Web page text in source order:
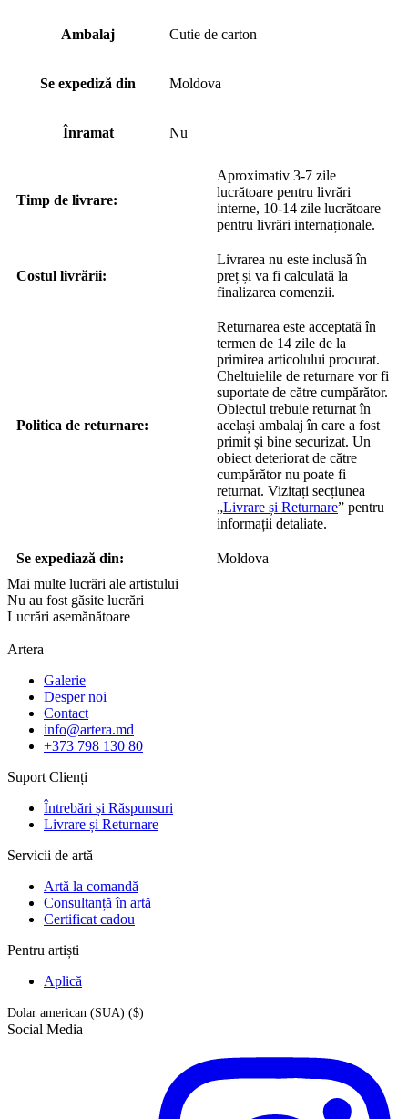
Ambalaj Cutie de carton
Se expediză din Moldova
Înramat Nu
Timp de livrare:
Aproximativ 3-7 zile
lucrătoare pentru livrări
interne, 10-14 zile lucrătoare
pentru livrări internaționale.
Costul livrării:
Livrarea nu este inclusă în
preț și va fi calculată la
finalizarea comenzii.
Politica de returnare:
Returnarea este acceptată în
termen de 14 zile de la
primirea articolului procurat.
Cheltuielile de returnare vor fi
suportate de către cumpărător.
Obiectul trebuie returnat în
același ambalaj în care a fost
primit și bine securizat. Un
obiect deteriorat de către
cumpărător nu poate fi
returnat. Vizitați secțiunea
„Livrare și Returnare” pentru
informații detaliate.
Se expediază din:
Moldova
Mai multe lucrări ale artistului
Nu au fost găsite lucrări
Lucrări asemănătoare
Artera
Galerie
Desper noi
Contact
info@artera.md
+373 798 130 80
Suport Clienți
Întrebări și Răspunsuri
Livrare și Returnare
Servicii de artă
Artă la comandă
Consultanță în artă
Certificat cadou
Pentru artiști
Aplică
Dolar american (SUA) ($)
Social Media